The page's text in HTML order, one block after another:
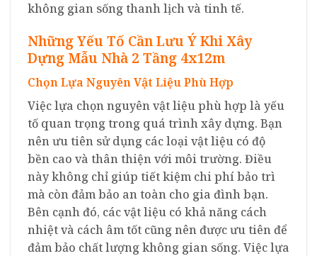
không gian sống thanh lịch và tinh tế.
Những Yếu Tố Cần Lưu Ý Khi Xây
Dựng Mẫu Nhà 2 Tầng 4x12m
Chọn Lựa Nguyên Vật Liệu Phù Hợp
Việc lựa chọn nguyên vật liệu phù hợp là yếu
tố quan trọng trong quá trình xây dựng. Bạn
nên ưu tiên sử dụng các loại vật liệu có độ
bền cao và thân thiện với môi trường. Điều
này không chỉ giúp tiết kiệm chi phí bảo trì
mà còn đảm bảo an toàn cho gia đình bạn.
Bên cạnh đó, các vật liệu có khả năng cách
nhiệt và cách âm tốt cũng nên được ưu tiên để
đảm bảo chất lượng không gian sống. Việc lựa